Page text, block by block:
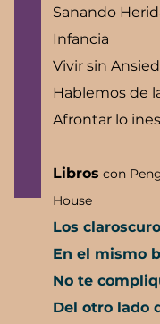
Sanando
Infancia
Vivir sin
Hablemos de
Afrontar lo
Libros con
House
Los
En el mismo
No te
Del otro lado